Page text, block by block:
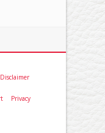
Disclaimer
Privacy